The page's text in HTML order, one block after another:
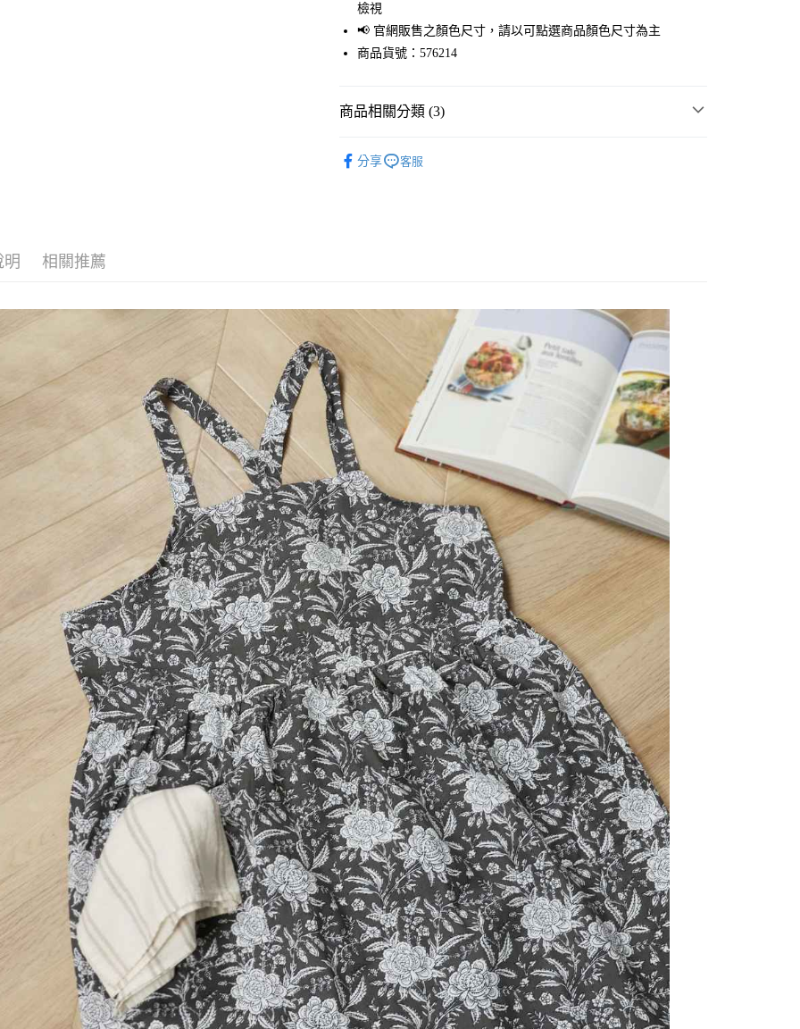
Apple Pay
街口支付
Google Pay
4.訂單成立30分鐘內，如未前往確認交易或遇審核未通過，訂單將自動取
消。如遇「轉專審核」未通過狀況，表示未達大哥付你分期系統評分，恕
無法說明評估內容。
1.分期款項不併入電信帳單，「大哥付你分期」於每月結算日後寄送繳費提
醒簡訊。
2.透過簡訊連結打開帳單後，可選擇「超商條碼／台灣大直營門市／銀行轉
帳／街口支付／iPASS MONEY」等通路繳費。
【注意事項】
1.本服務係由「台灣大哥大股份有限公司」（以下簡稱本公司）所提供，讓
用戶於交易時，得透過本服務購買商品或服務，並由商店將買賣／分期付
款買賣價金債權讓與本公司後，依約使用本公司帳單繳交帳款。
2.基於同意付款使用「大哥付你分期」之契約關係目的，商店將以您的個人
資料（包含姓名、電話或地址）提供予台灣大哥大進項蒐集、處理及利
用，由本公司與您本人進行分期帳單所需資料之確認、核對及更正。
3.完整用戶服務條款，請詳閱以下連結：
https://oppay.tw/userRule
１．簡單：不需註冊會員、不需綁卡、不需儲值。
２．便利：只要手機號碼，簡訊認證，即可結帳。
３．安心：先確認商品／服務後，再付款。
【「AFTEE先享後付」結帳流程】
１．於結帳方式選擇「AFTEE先享後付」後，將跳轉至「AFTEE先享後
付」結帳頁面，進行簡訊認證並確認金額後，即可完成結帳。
２．訂單成立數日內，您將收到繳費通知簡訊。
３．收到繳費通知簡訊後14天內，點擊此簡訊中的連結，可透過四大超商
／ATM／網路銀行／等多元方式進行付款，方視為交易完成。
※ 請注意：結帳手續完成當下不需立刻繳費，但若您需要取消訂單，請聯
絡購買商品的店家。未經商家同意取消之訂單仍視為有效，需透過AFTEE
先享後付繳納相關費用。
※ 交易是否成功請以「AFTEE先享後付 」之結帳頁面顯示為準，若有關於
是否繳費成功／繳費後需取消欲退款等相關疑問，請聯繫「AFTEE先享後
付客戶支援中心」 https://netprotections.freshdesk.com/support/home
【注意事項】
１．透過由恩沛科技股份有限公司提供之「AFTEE先享後付」服務完成之
交易，需依本服務之必要範圍內提供個人資料，並將交易相關給付款項請
求債權轉讓予恩沛科技股份有限公司。
２．關於個人資料處理事宜，請瀏覽以下網址：https://aftee.tw/terms/#terms3
３．未成年的使用者請事先徵得法定代理人或監護人之同意方可使用
「AFTEE先享後付」，若未經同意申辦者引起之損失，本公司不負相關責
任。
４．使用「AFTEE先享後付」時，將依據個別帳號之用戶狀況，依本公司
即時審查核予不同之上限額度；若仍有額度不足之情形，本公司將視審查
結果請求用戶進行身份認證。
５．嚴禁一人註冊多個帳號或使用他人資訊註冊。若發現惡意使用之情
形，恩沛科技股份有限公司將有權停止該用戶之使用額度並採取法律行
動。
運送方式
全家 取貨付款
每筆NT$80，滿NT$888(含以上)免運費
付款後 全家取貨
每筆NT$80，滿NT$888(含以上)免運費
7-11 取貨付款
每筆NT$80，滿NT$1,500(含以上)免運費
付款後 7-11取貨
每筆NT$80，滿NT$1,500(含以上)免運費
宅配
每筆NT$80，滿NT$1,500(含以上)免運費
檢視
📢 官網販售之顏色尺寸，請以可點選商品顏色尺寸為主
商品貨號：576214
商品相關分類 (3)
分享 客服
明 相關推薦